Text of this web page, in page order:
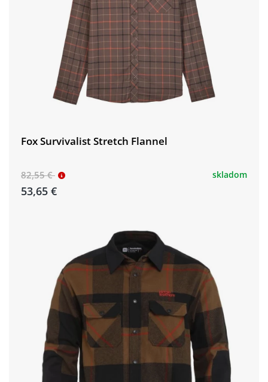
Fox Survivalist Stretch Flannel
82,55 €
53,65 €
skladom